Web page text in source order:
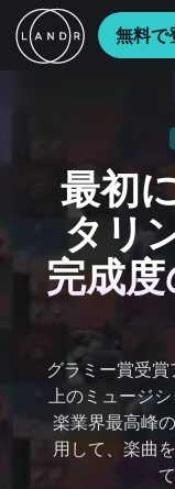
無料で
最初
タリ
完成
グラミー賞受
上のミュージ
楽業界最高峰
用して、楽曲